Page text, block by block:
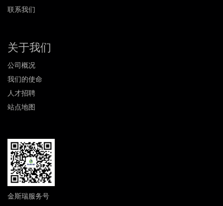
联系我们
关于我们
公司概况
我们的使命
人才招聘
站点地图
金斯瑞服务号